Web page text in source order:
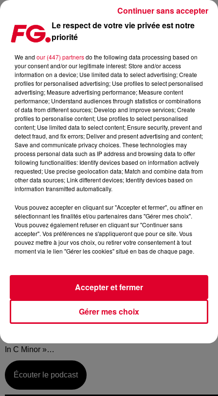
LA MUSIC STORY DE LA MATINALE FG : CERRONE
Publié : 29 mars 2019 à 9h00 par Christophe HUBERT
Vendredi 29 mars :
La music story du jour c’est celle de Cerrone…
De la chance, beaucoup de détermination et un gros
tempérament… voici quelques ingrédients qui ont permis
l’émergence du roi du disco, j’ai nommé Cerrone. Rajoutez
à cela une mère qui lui offre une batterie à l’âge de 12 ans.
In C Minor »…
Écouter le podcast
Le respect de votre vie privée est notre
priorité
We and our (447) partnersdo the following data processing based on
your consent and/or our legitimate interest: Store and/or access
information on a device; Use limited data to select advertising; Create
profiles for personalised advertising; Use profiles to select personalised
advertising; Measure advertising performance; Measure content
performance; Understand audiences through statistics or combinations
of data from different sources; Develop and improve services; Create
profiles to personalise content; Use profiles to select personalised
content; Use limited data to select content; Ensure security, prevent and
detect fraud, and fix errors; Deliver and present advertising and content;
Save and communicate privacy choices. These technologies may
process personal data such as IP address and browsing data to offer
following functionalities: Identify devices based on information actively
requested; Use precise geolocation data; Match and combine data from
other data sources; Link different devices; Identify devices based on
information transmitted automatically.
Vous pouvez accepter en cliquant sur "Accepter et fermer", ou affiner en
sélectionnant les finalités et/ou partenaires dans "Gérer mes choix".
Vous pouvez également refuser en cliquant sur "Continuer sans
accepter". Vos préférences ne s'appliqueront que pour ce site. Vous
pouvez mettre à jour vos choix, ou retirer votre consentement à tout
moment via le lien "Gérer les cookies" situé en bas de chaque page.
Gérer mes choix
Accepter et fermer
Continuer sans accepter